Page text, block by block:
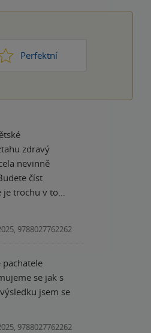
Perfektní
zdravý
nevinně
číst
trochu v tom
9788027762262
se jak s
jsem se
9788027762262